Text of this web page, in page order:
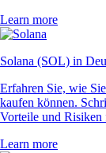
Learn more
Solana (SOL) in
Erfahren Sie, wie
kaufen können.
Vorteile und Risiken
Learn more